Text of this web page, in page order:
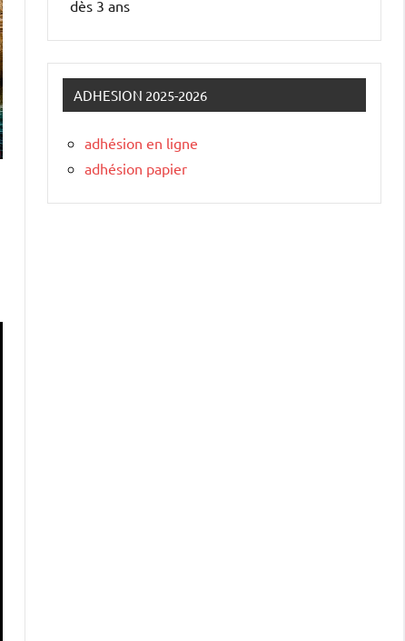
dès 3 ans
ADHESION 2025-2026
adhésion en ligne
adhésion papier